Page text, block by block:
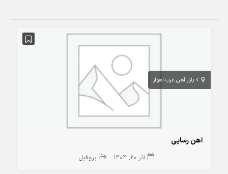
بازار آهن غرب اهواز
آهن رسایی
آذر 20, 1404 پروفیل